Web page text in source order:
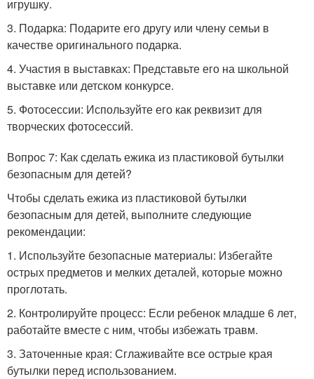
игрушку.
3. Подарка: Подарите его другу или члену семьи в
качестве оригинального подарка.
4. Участия в выставках: Представьте его на школьной
выставке или детском конкурсе.
5. Фотосессии: Используйте его как реквизит для
творческих фотосессий.
Вопрос 7: Как сделать ежика из пластиковой бутылки
безопасным для детей?
Чтобы сделать ежика из пластиковой бутылки
безопасным для детей, выполните следующие
рекомендации:
1. Используйте безопасные материалы: Избегайте
острых предметов и мелких деталей, которые можно
проглотать.
2. Контролируйте процесс: Если ребенок младше 6 лет,
работайте вместе с ним, чтобы избежать травм.
3. Заточенные края: Сглаживайте все острые края
бутылки перед использованием.